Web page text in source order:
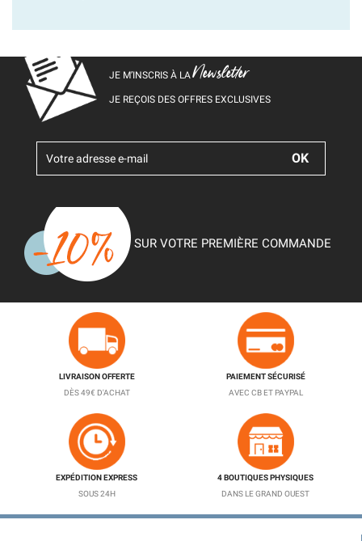
JE M’INSCRIS À LANewsletter
JE REÇOIS DES OFFRES EXCLUSIVES
SUR VOTRE PREMIÈRE COMMANDE
LIVRAISON OFFERTE
DÈS 49€ D'ACHAT
PAIEMENT SÉCURISÉ
AVEC CB ET PAYPAL
EXPÉDITION EXPRESS
SOUS 24H
4 BOUTIQUES PHYSIQUES
DANS LE GRAND OUEST